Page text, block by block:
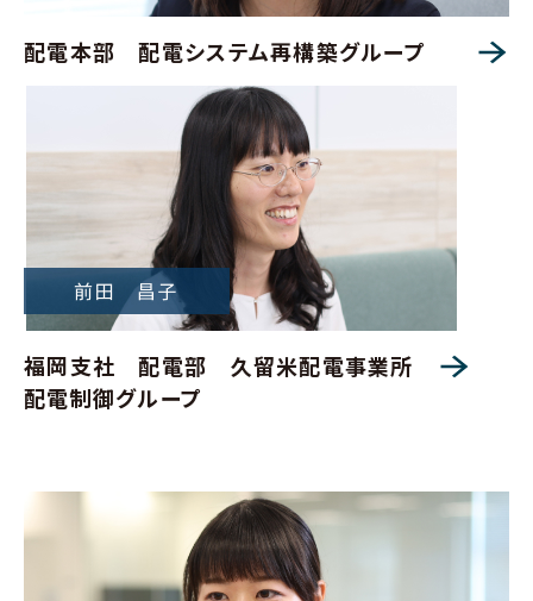
配電本部 配電システム再構築グループ
福岡支社 配電部 久留米配電事業所
配電制御グループ